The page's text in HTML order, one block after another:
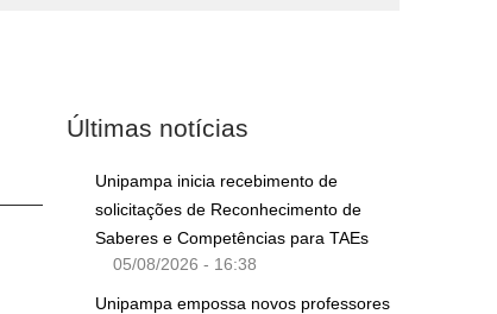
Últimas notícias
Unipampa inicia recebimento de
solicitações de Reconhecimento de
Saberes e Competências para TAEs
05/08/2026 - 16:38
Unipampa empossa novos professores